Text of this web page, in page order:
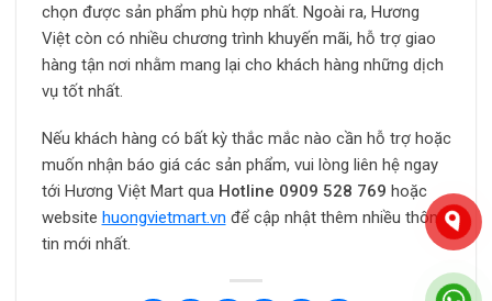
chọn được sản phẩm phù hợp nhất. Ngoài ra, Hương
Việt còn có nhiều chương trình khuyến mãi, hỗ trợ giao
hàng tận nơi nhằm mang lại cho khách hàng những dịch
vụ tốt nhất.
Nếu khách hàng có bất kỳ thắc mắc nào cần hỗ trợ hoặc
muốn nhận báo giá các sản phẩm, vui lòng liên hệ ngay
tới Hương Việt Mart qua Hotline 0909 528 769 hoặc
website huongvietmart.vn để cập nhật thêm nhiều thông
tin mới nhất.